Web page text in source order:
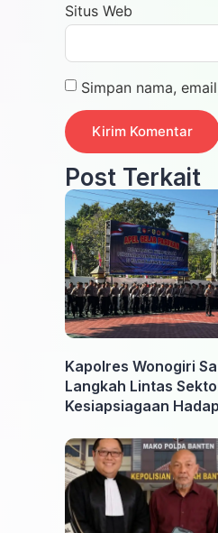
Situs Web
Simpan nama,
Post Terkait
Kapolres Wonogiri
Langkah Lintas
Kesiapsiagaan